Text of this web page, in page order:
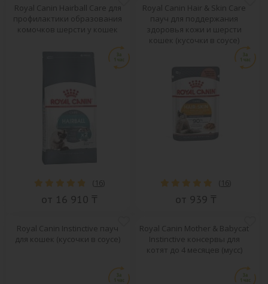
Royal Canin Hairball Care для
профилактики образования
комочков шерсти у кошек
( 16)
от 16 910 ₸
Royal Canin Hair & Skin Care
пауч для поддержания
здоровья кожи и шерсти
кошек (кусочки в соусе)
( 16)
от 939 ₸
Royal Canin Instinctive пауч
для кошек (кусочки в соусе)
Royal Canin Mother & Babycat
Instinctive консервы для
котят до 4 месяцев (мусс)